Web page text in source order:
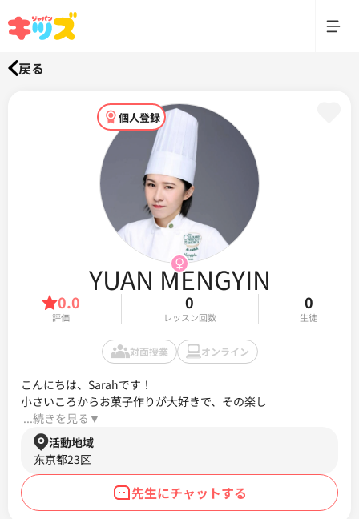
戻る
個人登録
YUAN MENGYIN
0.0
評価
0
レッスン回数
0
生徒
対面授業 オンライン
こんにちは、Sarahです！
小さいころからお菓子作りが大好きで、その楽し
...続きを見る▼
活動地域
东京都23区
先生にチャットする